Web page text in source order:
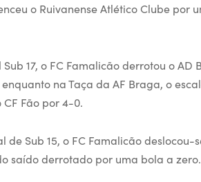
o Ruivanense Atlético Clube por
17, o FC Famalicão derrotou o AD
na Taça da AF Braga, o
Fão por 4-0.
Sub 15, o FC Famalicão deslocou-
saído derrotado por uma bola a zero.